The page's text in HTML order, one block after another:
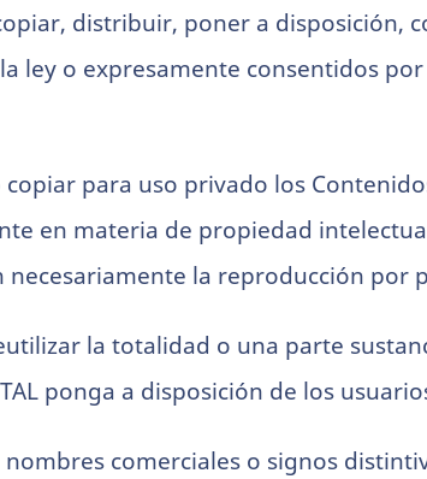
distribuir, poner a disposición,
ley o expresamente consentidos
para uso privado los
en materia de propiedad
necesariamente la reproducción por
la totalidad o una parte
ponga a disposición de los
nombres comerciales o signos